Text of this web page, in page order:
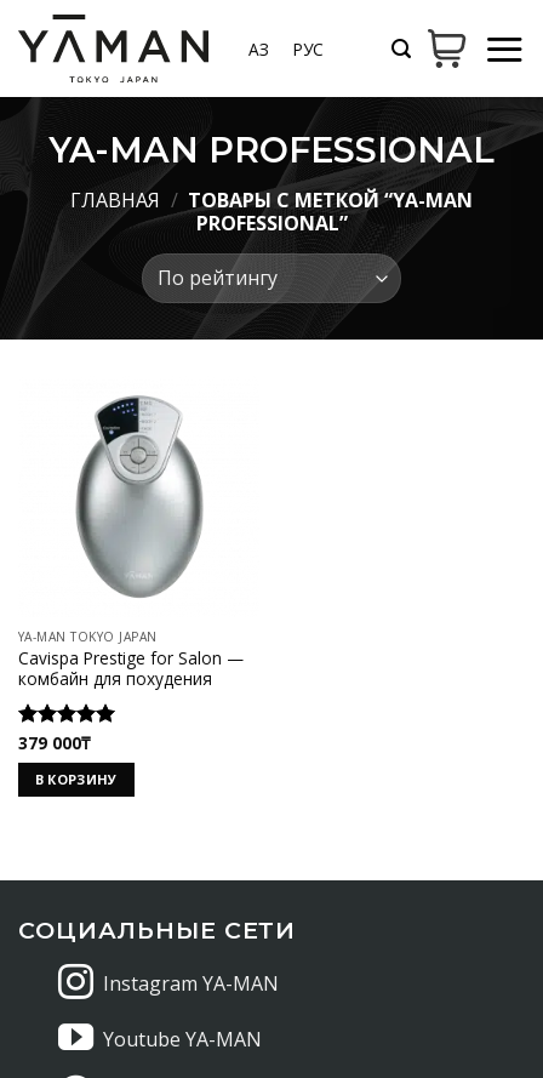
ҚАЗ РУС
YA-MAN PROFESSIONAL
ГЛАВНАЯ / ТОВАРЫ С МЕТКОЙ “YA-MAN
PROFESSIONAL”
YA-MAN TOKYO JAPAN
Cavispa Prestige for Salon —
комбайн для похудения
Оценка
5.00из 5
379 000₸
В КОРЗИНУ
СОЦИАЛЬНЫЕ СЕТИ
Instagram YA-MAN
Youtube YA-MAN